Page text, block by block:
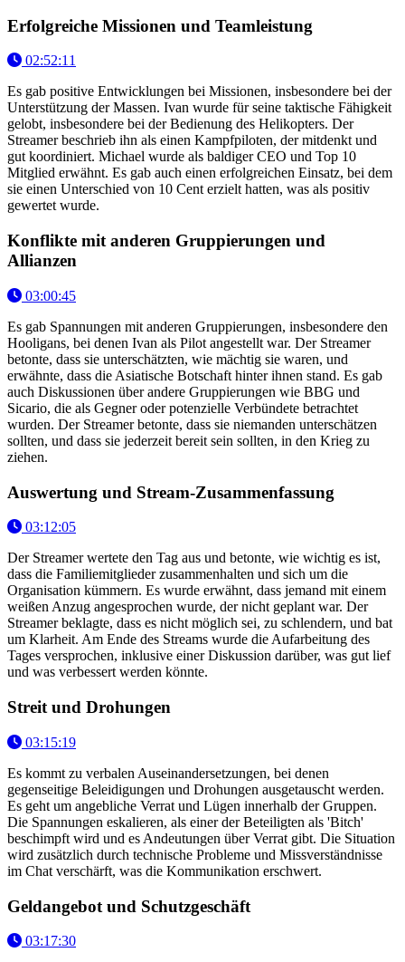
Erfolgreiche Missionen und Teamleistung
02:52:11
Es gab positive Entwicklungen bei Missionen, insbesondere bei der
Unterstützung der Massen. Ivan wurde für seine taktische Fähigkeit
gelobt, insbesondere bei der Bedienung des Helikopters. Der
Streamer beschrieb ihn als einen Kampfpiloten, der mitdenkt und
gut koordiniert. Michael wurde als baldiger CEO und Top 10
Mitglied erwähnt. Es gab auch einen erfolgreichen Einsatz, bei dem
sie einen Unterschied von 10 Cent erzielt hatten, was als positiv
gewertet wurde.
Konflikte mit anderen Gruppierungen und
Allianzen
03:00:45
Es gab Spannungen mit anderen Gruppierungen, insbesondere den
Hooligans, bei denen Ivan als Pilot angestellt war. Der Streamer
betonte, dass sie unterschätzten, wie mächtig sie waren, und
erwähnte, dass die Asiatische Botschaft hinter ihnen stand. Es gab
auch Diskussionen über andere Gruppierungen wie BBG und
Sicario, die als Gegner oder potenzielle Verbündete betrachtet
wurden. Der Streamer betonte, dass sie niemanden unterschätzen
sollten, und dass sie jederzeit bereit sein sollten, in den Krieg zu
ziehen.
Auswertung und Stream-Zusammenfassung
03:12:05
Der Streamer wertete den Tag aus und betonte, wie wichtig es ist,
dass die Familiemitglieder zusammenhalten und sich um die
Organisation kümmern. Es wurde erwähnt, dass jemand mit einem
weißen Anzug angesprochen wurde, der nicht geplant war. Der
Streamer beklagte, dass es nicht möglich sei, zu schlendern, und bat
um Klarheit. Am Ende des Streams wurde die Aufarbeitung des
Tages versprochen, inklusive einer Diskussion darüber, was gut lief
und was verbessert werden könnte.
Streit und Drohungen
03:15:19
Es kommt zu verbalen Auseinandersetzungen, bei denen
gegenseitige Beleidigungen und Drohungen ausgetauscht werden.
Es geht um angebliche Verrat und Lügen innerhalb der Gruppen.
Die Spannungen eskalieren, als einer der Beteiligten als 'Bitch'
beschimpft wird und es Andeutungen über Verrat gibt. Die Situation
wird zusätzlich durch technische Probleme und Missverständnisse
im Chat verschärft, was die Kommunikation erschwert.
Geldangebot und Schutzgeschäft
03:17:30